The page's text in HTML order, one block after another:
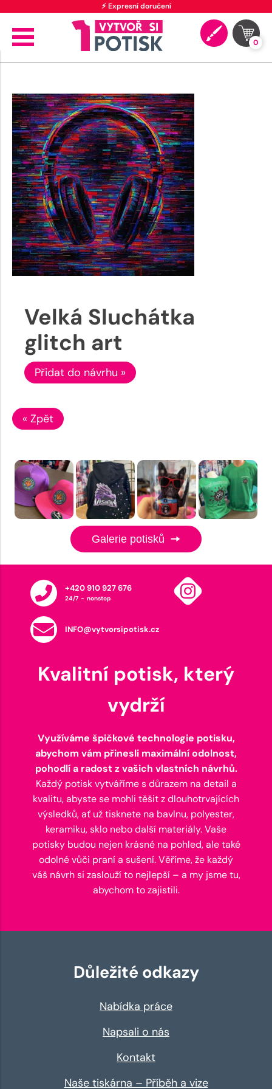
⚡ Expresní doručení
0
Velká Sluchátka
glitch art
Přidat do návrhu »
« Zpět
Galerie potisků
+420 910 927 676
24/7 - nonstop
INFO@vytvorsipotisk.cz
Kvalitní potisk, který
vydrží
Využíváme špičkové technologie potisku,
abychom vám přinesli maximální odolnost,
pohodlí a radost z vašich vlastních návrhů.
Každý potisk vytváříme s důrazem na detail a
kvalitu, abyste se mohli těšit z dlouhotrvajících
výsledků, ať už tisknete na bavlnu, polyester,
keramiku, sklo nebo další materiály. Vaše
potisky budou nejen krásné na pohled, ale také
odolné vůči praní a sušení. Věříme, že každý
váš návrh si zaslouží to nejlepší – a my jsme tu,
abychom to zajistili.
Důležité odkazy
Nabídka práce
Napsali o nás
Kontakt
Naše tiskárna – Příběh a vize